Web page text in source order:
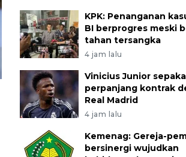
KPK: Penanganan
BI berprogres meski
tahan tersangka
4 jam lalu
Vinicius Junior
perpanjang kontrak
Real Madrid
4 jam lalu
Kemenag: Gereja-
bersinergi wujudkan